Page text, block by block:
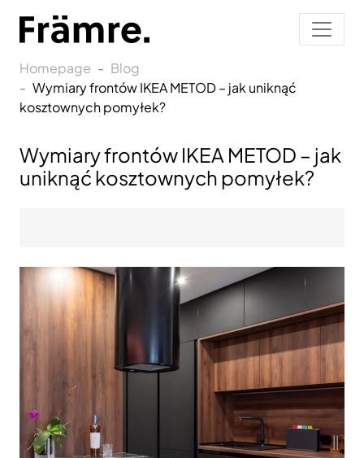
Homepage
Blog
Wymiary frontów IKEA METOD – jak uniknąć
kosztownych pomyłek?
Wymiary frontów IKEA METOD – jak
uniknąć kosztownych pomyłek?